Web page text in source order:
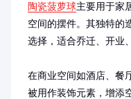
陶瓷菠萝球主要用于家
空间的摆件。其独特的
选择，适合乔迁、开业
在商业空间如酒店、餐
被用作装饰元素，增添